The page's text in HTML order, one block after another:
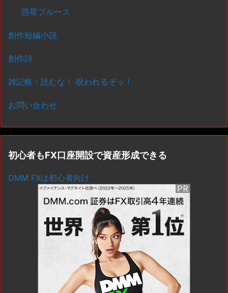
惑星ブルース
創作短編小説
創作詩
雑記帳：読むな！ 呪われるぞッ！
お問い合わせ
初心者もFX口座開設で資産形成できる
DMM FXは初心者向け